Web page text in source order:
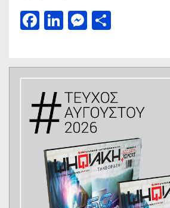
Facebook
LinkedIn
Messenger